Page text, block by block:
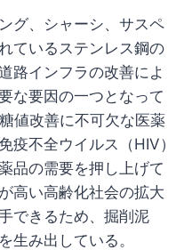
グ、シャーシ、サスペ
ているステンレス鋼の
路インフラの改善によ
な要因の一つとなって
値改善に不可欠な医薬
疫不全ウイルス（HIV）
品の需要を押し上げて
高い高齢化社会の拡大
できるため、掘削泥
生み出している。